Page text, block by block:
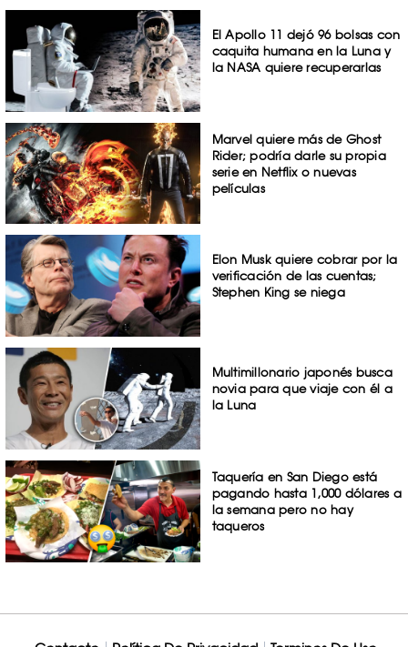
El Apollo 11 dejó 96 bolsas con
caquita humana en la Luna y
la NASA quiere recuperarlas
Marvel quiere más de Ghost
Rider; podría darle su propia
serie en Netflix o nuevas
películas
Elon Musk quiere cobrar por la
verificación de las cuentas;
Stephen King se niega
Multimillonario japonés busca
novia para que viaje con él a
la Luna
Taquería en San Diego está
pagando hasta 1,000 dólares a
la semana pero no hay
taqueros